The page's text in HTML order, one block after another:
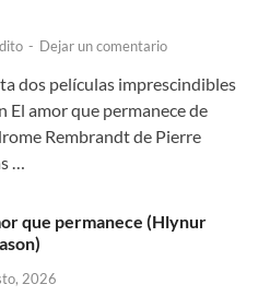
- Dejar un comentario
dos películas imprescindibles
El amor que permanece de
Rembrandt de Pierre
…
que permanece (Hlynur
2026